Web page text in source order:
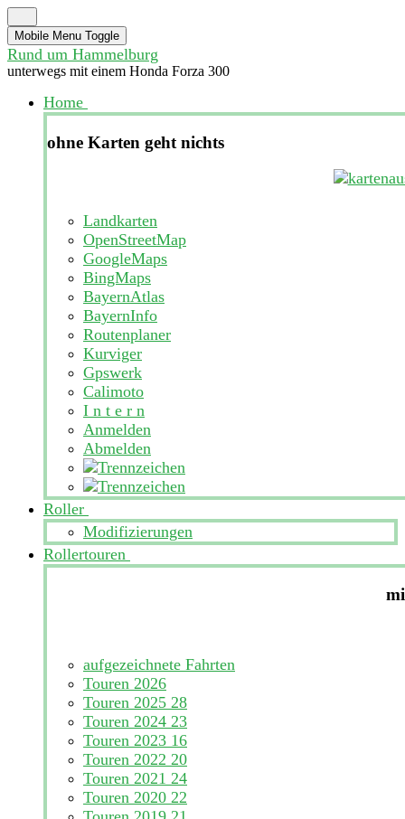
Mobile Menu Toggle
Rund um Hammelburg
unterwegs mit einem Honda Forza 300
Home
ohne Karten geht nichts
Landkarten
OpenStreetMap
GoogleMaps
BingMaps
BayernAtlas
BayernInfo
Routenplaner
Kurviger
Gpswerk
Calimoto
I n t e r n
Anmelden
Abmelden
Roller
Modifizierungen
Rollertouren
aufgezeichnete Fahrten
Touren 2026
Touren 2025 28
Touren 2024 23
Touren 2023 16
Touren 2022 20
Touren 2021 24
Touren 2020 22